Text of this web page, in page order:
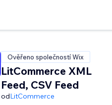
Ověřeno společností Wix
LitCommerce XML
Feed, CSV Feed
odLitCommerce